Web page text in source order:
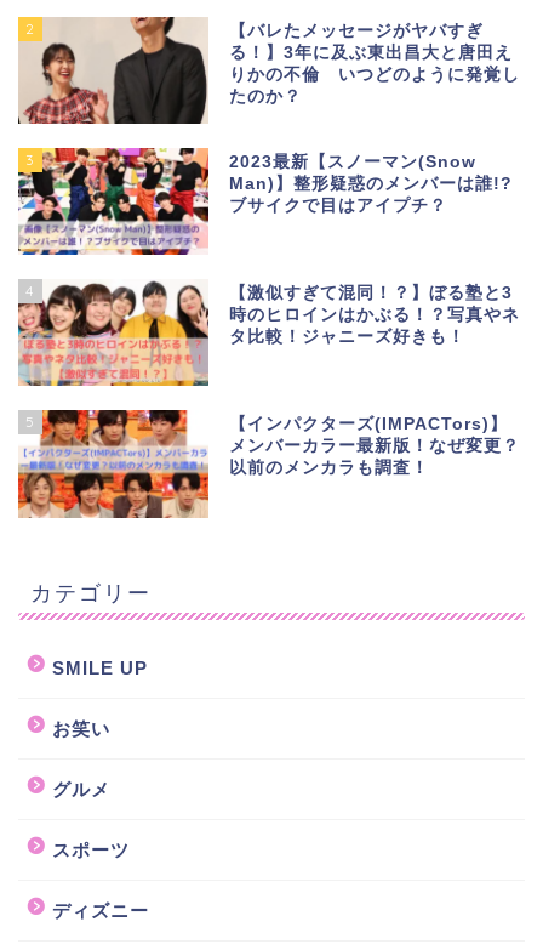
2
【バレたメッセージがヤバすぎ
る！】3年に及ぶ東出昌大と唐田え
りかの不倫 いつどのように発覚し
たのか？
3
2023最新【スノーマン(Snow
Man)】整形疑惑のメンバーは誰!?
ブサイクで目はアイプチ？
4
【激似すぎて混同！？】ぼる塾と3
時のヒロインはかぶる！？写真やネ
タ比較！ジャニーズ好きも！
5
【インパクターズ(IMPACTors)】
メンバーカラー最新版！なぜ変更？
以前のメンカラも調査！
カテゴリー
SMILE UP
お笑い
グルメ
スポーツ
ディズニー